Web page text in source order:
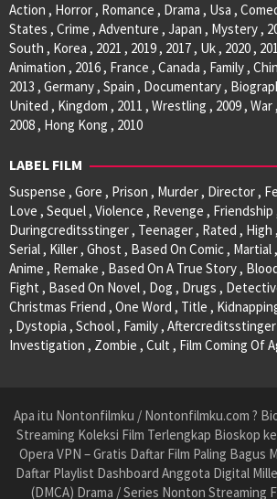
Action , Horror , Romance , Drama , Usa ,
States , Crime , Adventure , Japan , Mystery ,
South , Korea , 2021 , 2019 , 2017 , Uk , 2020 ,
Animation , 2016 , France , Canada , Family ,
2013 , Germany , Spain , Documentary ,
United , Kingdom , 2011 , Wrestling , 2009 ,
2008 , Hong Kong , 2010
LABEL FILM
Suspense , Gore , Prison , Murder , Director ,
Love , Sequel , Violence , Revenge , Friendship
Duringcreditsstinger , Teenager , Rated , High
Serial , Killer , Ghost , Based On Comic ,
Anime , Remake , Based On A True Story ,
Fight , Based On Novel , Dog , Drugs ,
Christmas Friend , One Word , Title ,
, Dystopia , School , Family ,
Investigation , Zombie , Cult , Film Coming Of
Apa itu Nontonfilmku / Nontonfilmku.com ?
Streaming Koleksi Film Terlengkap Bioskop
Opera VPN – Gratis Daftar Film Paling Bagus
Daftar Playlist Dashboard Anggota Digital
(DMCA) Drama / Series Nonton Streaming